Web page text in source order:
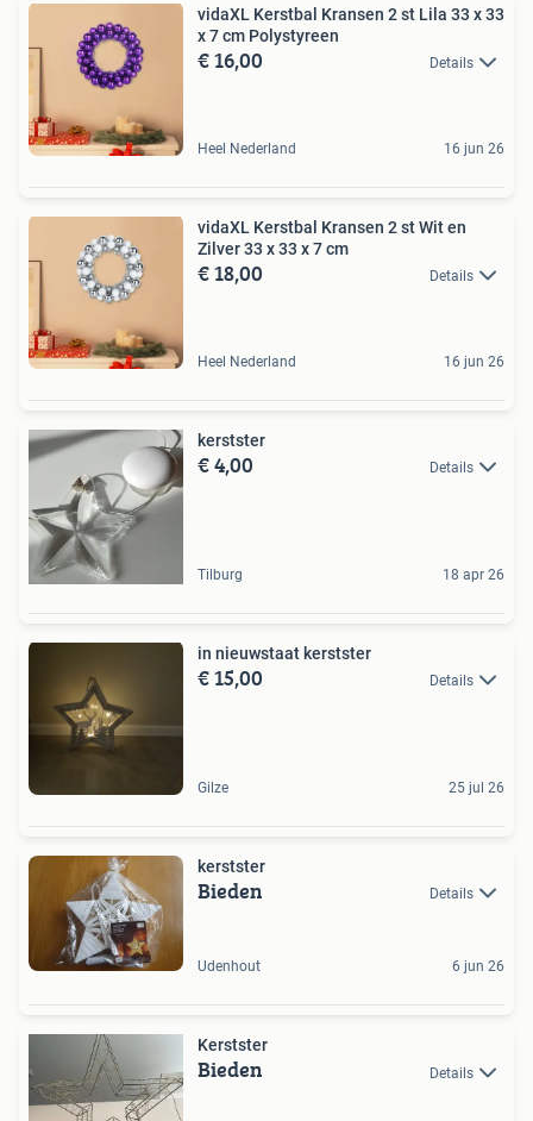
vidaXL Kerstbal Kransen 2 st Lila 33 x 33
x 7 cm Polystyreen
€ 16,00 Details
Heel Nederland 16 jun 26
vidaXL Kerstbal Kransen 2 st Wit en
Zilver 33 x 33 x 7 cm
€ 18,00 Details
Heel Nederland 16 jun 26
kerstster
€ 4,00 Details
Tilburg 18 apr 26
in nieuwstaat kerstster
€ 15,00 Details
Gilze 25 jul 26
kerstster
Bieden Details
Udenhout 6 jun 26
Kerstster
Bieden Details